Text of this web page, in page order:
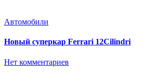
Автомобили
Новый суперкар Ferrari 12Cilindri
Нет комментариев